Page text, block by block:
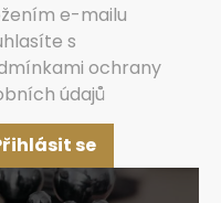
e-mailu
s
ochrany
údajů
se